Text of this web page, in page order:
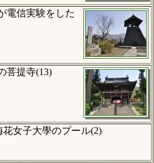
電信実験をした
菩提寺(13)
花女子大學のプール(2)